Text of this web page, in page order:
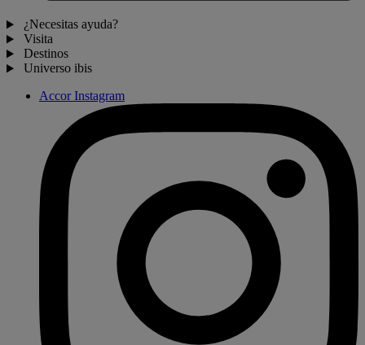
¿Necesitas ayuda?
Visita
Destinos
Universo ibis
Accor Instagram